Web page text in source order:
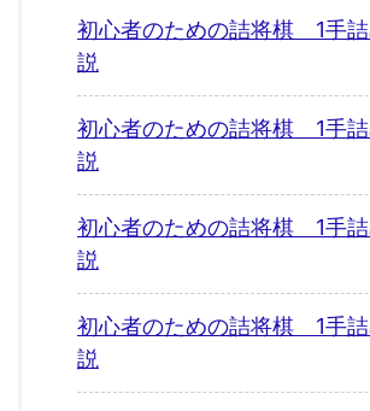
初心者のための詰将棋 1手
説
初心者のための詰将棋 1手
説
初心者のための詰将棋 1手
説
初心者のための詰将棋 1手
説